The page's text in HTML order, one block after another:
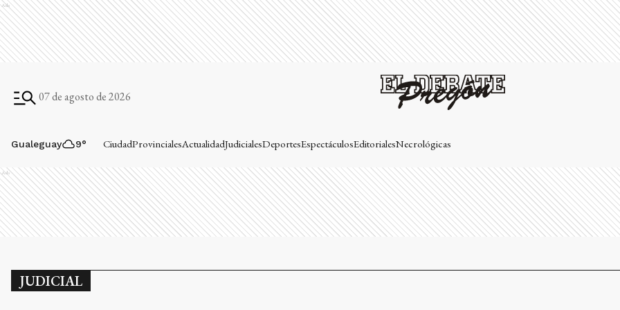
Ads
07 de agosto de 2026
Gualeguay 9° CiudadProvincialesActualidadJudicialesDeportesEspectáculosEditorialesNecrológicas
Ads
JUDICIAL